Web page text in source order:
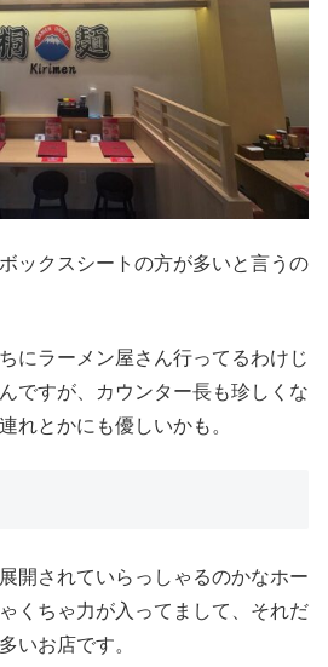
ックスシートの方が多いと言うの
にラーメン屋さん行ってるわけじ
ですが、カウンター長も珍しくな
れとかにも優しいかも。
開されていらっしゃるのかなホー
くちゃ力が入ってまして、それだ
いお店です。